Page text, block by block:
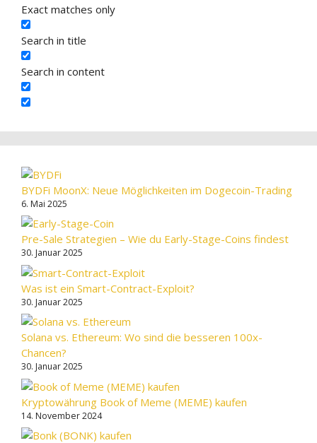
Exact matches only
Search in title
Search in content
BYDFi MoonX: Neue Möglichkeiten im Dogecoin-Trading
6. Mai 2025
Pre-Sale Strategien – Wie du Early-Stage-Coins findest
30. Januar 2025
Was ist ein Smart-Contract-Exploit?
30. Januar 2025
Solana vs. Ethereum: Wo sind die besseren 100x-
Chancen?
30. Januar 2025
Kryptowährung Book of Meme (MEME) kaufen
14. November 2024